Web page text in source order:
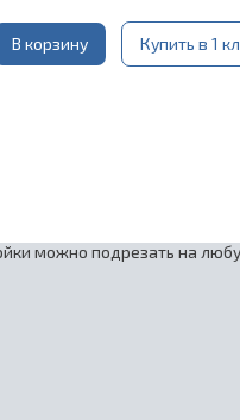
В корзину Купить в 1
можно подрезать на